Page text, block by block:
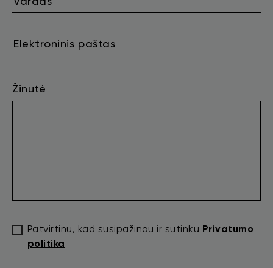
Žinutė
Patvirtinu, kad susipažinau ir sutinku Privatumo
politika